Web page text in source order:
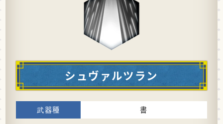
シュヴァルツラン
書